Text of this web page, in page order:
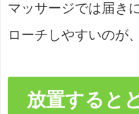
マッサージでは届き
ローチしやすいのが
放置すると